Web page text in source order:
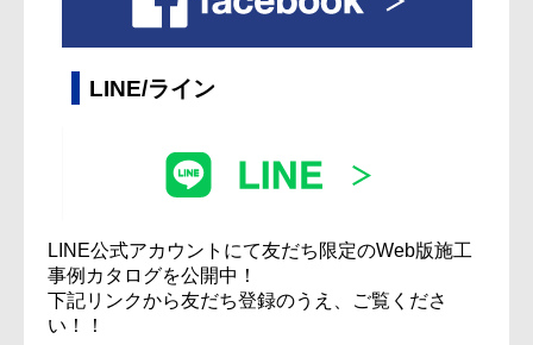
LINE/ライン
LINE公式アカウントにて友だち限定のWeb版施工
事例カタログを公開中！
下記リンクから友だち登録のうえ、ご覧くださ
い！！